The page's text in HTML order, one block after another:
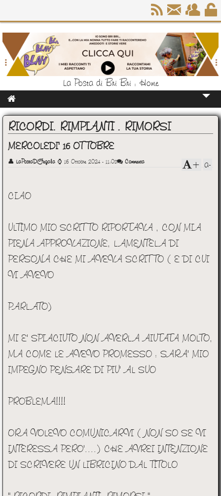
La Posta di Bri Bri : Home
Home
Chi Sono
RICORDI. RIMPIANTI . RIMORSI
MERCOLEDI' 16 OTTOBRE
👤 LaPostaDiFegala ⌚ 16 Ottobre 2024 - 11:03 Commenta a-
+
CIAO
ULTIMO MIO SCRITTO RIPORTAVA , CON MIA
PIENA APPROVAZIONE, LAMENTELA DI
PERSONA CHE MI AVEVA SCRITTO ( E DI CUI
VI AVEVO
PARLATO)
MI E' SPIACIUTO NON AVERLA AIUTATA MOLTO,
MA COME LE AVEVO PROMESSO : SARA' MIO
IMPEGNO PENSARE DI PIU' AL SUO
PROBLEMA!!!!
ORA VOLEVO COMUNICARVI ( NON SO SE VI
INTERESSA PERO'....) CHE AVREI INTENZIONE
DI SCRIVERE UN LIBRICINO DAL TITOLO